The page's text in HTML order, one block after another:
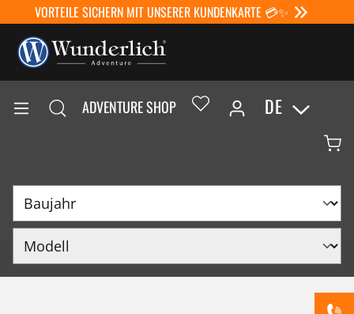
VORTEILE SICHERN MIT UNSERER KUNDENKARTE 💳✨
ADVENTURE SHOP DE